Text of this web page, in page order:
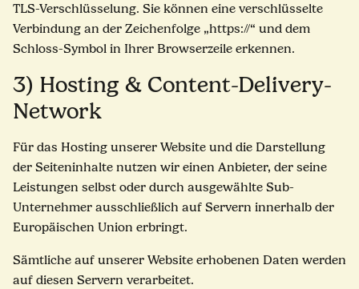
TLS-Verschlüsselung. Sie können eine verschlüsselte
Verbindung an der Zeichenfolge „https://“ und dem
Schloss-Symbol in Ihrer Browserzeile erkennen.
3) Hosting & Content-Delivery-
Network
Für das Hosting unserer Website und die Darstellung
der Seiteninhalte nutzen wir einen Anbieter, der seine
Leistungen selbst oder durch ausgewählte Sub-
Unternehmer ausschließlich auf Servern innerhalb der
Europäischen Union erbringt.
Sämtliche auf unserer Website erhobenen Daten werden
auf diesen Servern verarbeitet.